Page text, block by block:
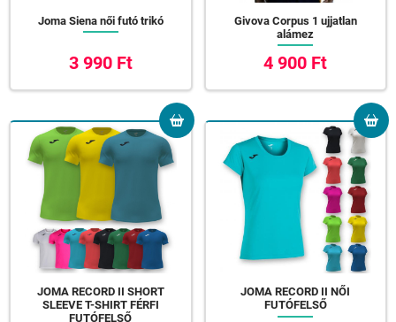
Joma Siena női futó trikó
3 990 Ft
Givova Corpus 1 ujjatlan
alámez
4 900 Ft
JOMA RECORD II SHORT
SLEEVE T-SHIRT FÉRFI
FUTÓFELSŐ
JOMA RECORD II NŐI
FUTÓFELSŐ